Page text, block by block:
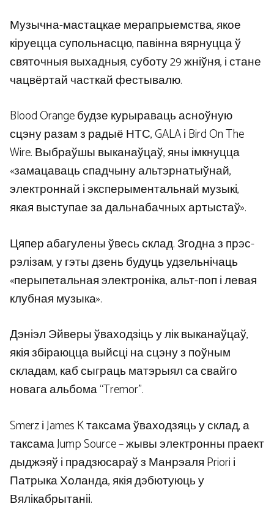
Музычна-мастацкае мерапрыемства, якое
кіруецца супольнасцю, павінна вярнуцца ў
святочныя выхадныя, суботу 29 жніўня, і стане
чацвёртай часткай фестывалю.
Blood Orange будзе курыраваць асноўную
сцэну разам з радыё НТС, GALA і Bird On The
Wire. Выбраўшы выканаўцаў, яны імкнуцца
«замацаваць спадчыну альтэрнатыўнай,
электроннай і эксперыментальнай музыкі,
якая выступае за дальнабачных артыстаў».
Цяпер абагулены ўвесь склад. Згодна з прэс-
рэлізам, у гэты дзень будуць удзельнічаць
«перыпетальная электроніка, альт-поп і левая
клубная музыка».
Дэніэл Эйверы ўваходзіць у лік выканаўцаў,
якія збіраюцца выйсці на сцэну з поўным
складам, каб сыграць матэрыял са свайго
новага альбома “Tremor”.
Smerz і James K таксама ўваходзяць у склад, а
таксама Jump Source – жывы электронны праект
дыджэяў і прадзюсараў з Манрэаля Priori і
Патрыка Холанда, якія дэбютуюць у
Вялікабрытаніі.